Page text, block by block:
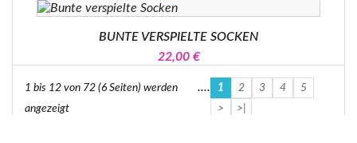
BUNTE VERSPIELTE SOCKEN
22,00 €
1 bis 12 von 72 (6 Seiten) werden
angezeigt
1 2 3 4 5
....
> >|